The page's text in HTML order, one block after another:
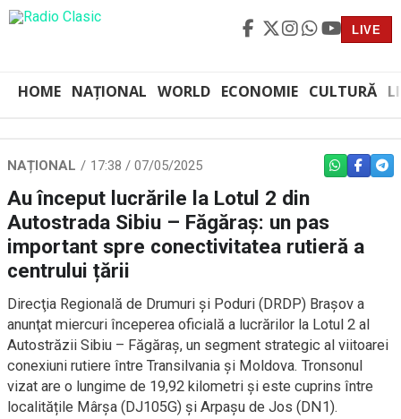
LIVE
HOME NAȚIONAL WORLD ECONOMIE CULTURĂ
NAȚIONAL 17:38 / 07/05/2025 WHATSAPP
Au început lucrările la Lotul 2 din
Autostrada Sibiu – Făgăraş: un pas
important spre conectivitatea rutieră a
centrului țării
Direcţia Regională de Drumuri şi Poduri (DRDP) Braşov a
anunţat miercuri începerea oficială a lucrărilor la Lotul 2 al
Autostrăzii Sibiu – Făgăraş, un segment strategic al viitoarei
conexiuni rutiere între Transilvania şi Moldova. Tronsonul
vizat are o lungime de 19,92 kilometri și este cuprins între
localitățile Mârşa (DJ105G) și Arpaşu de Jos (DN1).